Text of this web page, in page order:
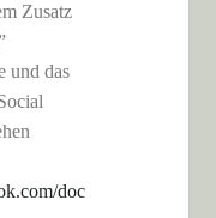
Zusatz
und das
doc